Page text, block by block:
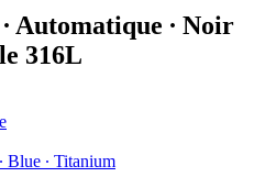
Automatique ∙ Noir
316L